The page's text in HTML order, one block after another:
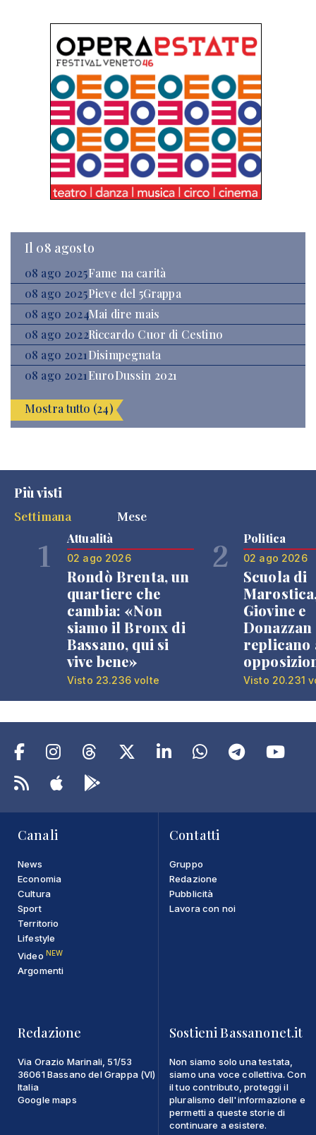
Il 08 agosto
08 ago 2025Fame na carità
08 ago 2025Pieve del 5Grappa
08 ago 2024Mai dire mais
08 ago 2022Riccardo Cuor di Cestino
08 ago 2021Disimpegnata
08 ago 2021EuroDussin 2021
Mostra tutto (24)
Più visti
Settimana
Mese
1 Attualità
02 ago 2026
Rondò Brenta, un
quartiere che
cambia: «Non
siamo il Bronx di
Bassano, qui si
vive bene»
Visto 23.236 volte
2 Politica
02 ago 2026
Scuola di
Giovine e
Donazzan
replicano
Visto 20.231
Canali
News
Economia
Cultura
Sport
Territorio
Lifestyle
Video NEW
Argomenti
Contatti
Gruppo
Redazione
Pubblicità
Lavora con noi
Redazione
Via Orazio Marinali, 51/53
36061 Bassano del Grappa (VI)
Italia
Google maps
Sostieni Bassanonet.it
Non siamo solo una testata,
siamo una voce collettiva. Con
il tuo contributo, proteggi il
pluralismo dell'informazione e
permetti a queste storie di
continuare a esistere.